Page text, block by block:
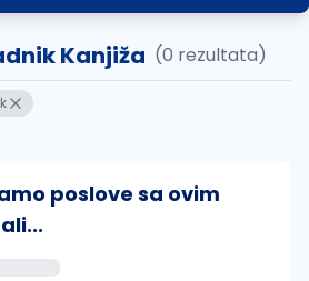
Kanjiža (0 rezultata)
poslove sa ovim